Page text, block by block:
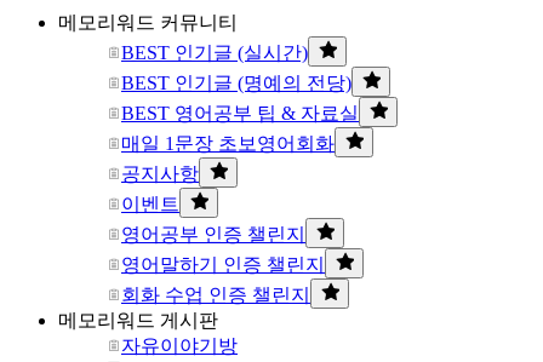
메모리워드 커뮤니티
BEST 인기글 (실시간)
BEST 인기글 (명예의 전당)
BEST 영어공부 팁 & 자료실
매일 1문장 초보영어회화
공지사항
이벤트
영어공부 인증 챌린지
영어말하기 인증 챌린지
회화 수업 인증 챌린지
메모리워드 게시판
자유이야기방